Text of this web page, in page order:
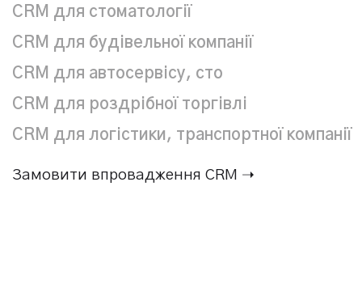
CRM для стоматології
CRM для будівельної компанії
CRM для автосервісу, сто
CRM для роздрібної торгівлі
CRM для логістики, транспортної компанії
Замовити впровадження CRM ➝